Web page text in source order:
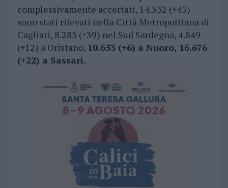
complessivamente accertati, 14.352 (+45)
sono stati rilevati nella Città Metropolitana di
Cagliari, 8.285 (+39) nel Sud Sardegna, 4.849
(+12) a Oristano, 10.653 (+6) a Nuoro, 16.676
(+22) a Sassari.